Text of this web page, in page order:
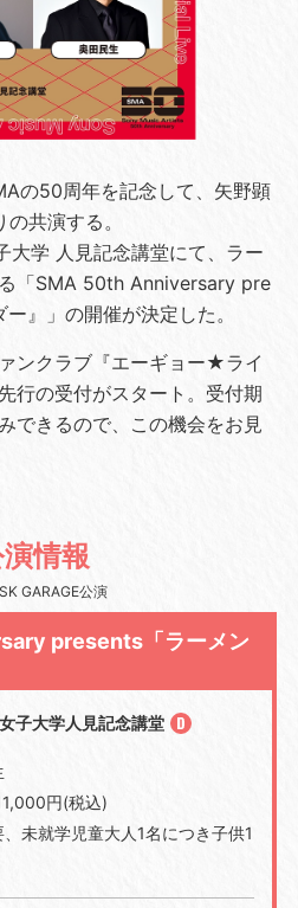
の50周年を記念して、矢野顕
共演する。
大学 人見記念講堂にて、ラー
「SMA 50th Anniversary pre
』」の開催が決定した。
ンクラブ『エーギョー★ライ
行の受付がスタート。受付期
できるので、この機会をお見
情報
GARAGE公演
presents「ラーメン
子大学人見記念講堂
円(税込)
未就学児童大人1名につき子供1